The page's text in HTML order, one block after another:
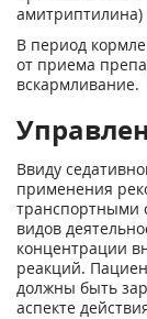
В период
от приема
вскармливание.
Ввиду
применения
транспортными
видов
концентрации
реакций.
должны быть
аспекте